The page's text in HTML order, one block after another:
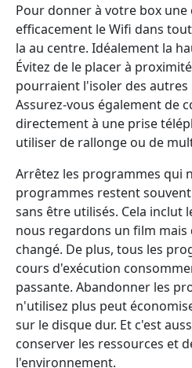
Pour donner à votre box
efficacement le Wifi dans
la au centre. Idéalement la
Évitez de le placer à
pourraient l'isoler des autres
Assurez-vous également de
directement à une prise
utiliser de rallonge ou de
Arrêtez les programmes qui
programmes restent
sans être utilisés. Cela inclut
nous regardons un film mais
changé. De plus, tous les
cours d'exécution
passante. Abandonner les
n'utilisez plus peut
sur le disque dur. Et c'est
conserver les ressources et
l'environnement.